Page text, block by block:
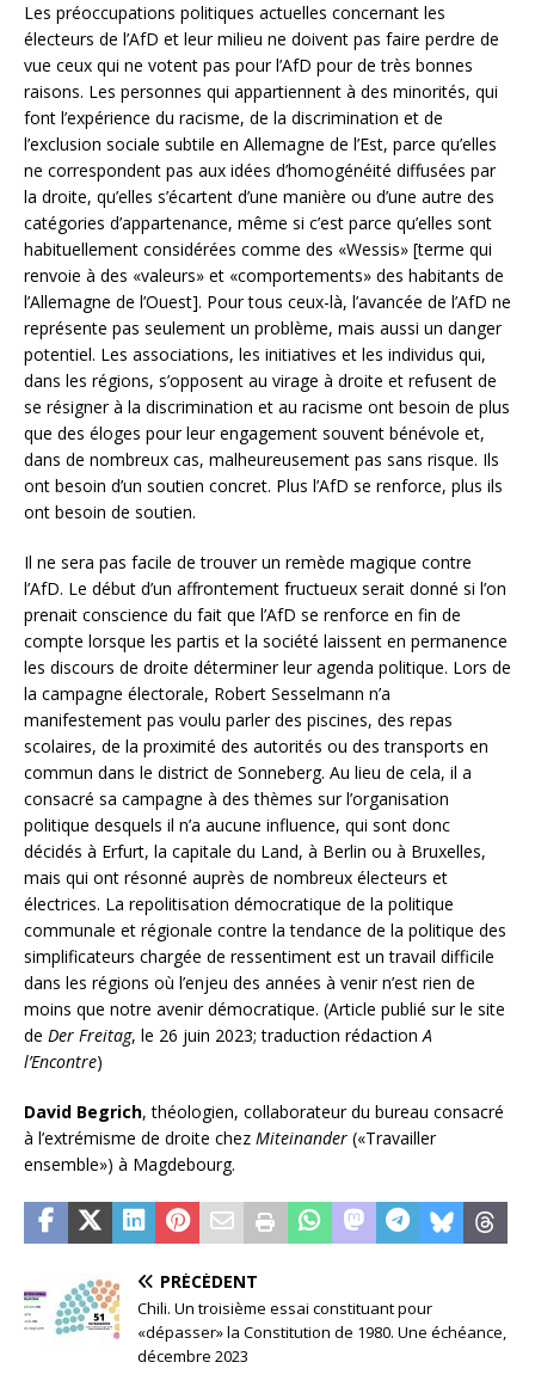
Les préoccupations politiques actuelles concernant les
électeurs de l’AfD et leur milieu ne doivent pas faire perdre de
vue ceux qui ne votent pas pour l’AfD pour de très bonnes
raisons. Les personnes qui appartiennent à des minorités, qui
font l’expérience du racisme, de la discrimination et de
l’exclusion sociale subtile en Allemagne de l’Est, parce qu’elles
ne correspondent pas aux idées d’homogénéité diffusées par
la droite, qu’elles s’écartent d’une manière ou d’une autre des
catégories d’appartenance, même si c’est parce qu’elles sont
habituellement considérées comme des «Wessis» [terme qui
renvoie à des «valeurs» et «comportements» des habitants de
l’Allemagne de l’Ouest]. Pour tous ceux-là, l’avancée de l’AfD ne
représente pas seulement un problème, mais aussi un danger
potentiel. Les associations, les initiatives et les individus qui,
dans les régions, s’opposent au virage à droite et refusent de
se résigner à la discrimination et au racisme ont besoin de plus
que des éloges pour leur engagement souvent bénévole et,
dans de nombreux cas, malheureusement pas sans risque. Ils
ont besoin d’un soutien concret. Plus l’AfD se renforce, plus ils
ont besoin de soutien.
Il ne sera pas facile de trouver un remède magique contre
l’AfD. Le début d’un affrontement fructueux serait donné si l’on
prenait conscience du fait que l’AfD se renforce en fin de
compte lorsque les partis et la société laissent en permanence
les discours de droite déterminer leur agenda politique. Lors de
la campagne électorale, Robert Sesselmann n’a
manifestement pas voulu parler des piscines, des repas
scolaires, de la proximité des autorités ou des transports en
commun dans le district de Sonneberg. Au lieu de cela, il a
consacré sa campagne à des thèmes sur l’organisation
politique desquels il n’a aucune influence, qui sont donc
décidés à Erfurt, la capitale du Land, à Berlin ou à Bruxelles,
mais qui ont résonné auprès de nombreux électeurs et
électrices. La repolitisation démocratique de la politique
communale et régionale contre la tendance de la politique des
simplificateurs chargée de ressentiment est un travail difficile
dans les régions où l’enjeu des années à venir n’est rien de
moins que notre avenir démocratique. (Article publié sur le site
de Der Freitag, le 26 juin 2023; traduction rédactionA
l’Encontre)
David Begrich, théologien, collaborateur du bureau consacré
à l’extrémisme de droite chez Miteinander («Travailler
ensemble») à Magdebourg.
PRÉCÉDENT
Chili. Un troisième essai constituant pour
«dépasser» la Constitution de 1980. Une échéance,
décembre 2023